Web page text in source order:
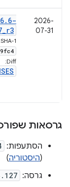
2026-
07-31
. 6-
_r3
SHA-1:
Diff:
גרסאות
הסתעפות:
(היסטוריה)
גרסה: